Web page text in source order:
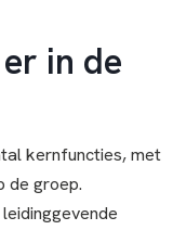
in de
kernfuncties, met
de groep.